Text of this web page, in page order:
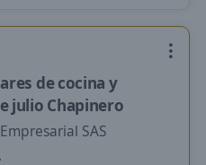
de cocina y
julio Chapinero
SAS